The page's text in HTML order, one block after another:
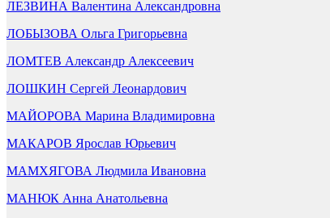
ЛЕЗВИНА Валентина Александровна
ЛОБЫЗОВА Ольга Григорьевна
ЛОМТЕВ Александр Алексеевич
ЛОШКИН Сергей Леонардович
МАЙОРОВА Марина Владимировна
МАКАРОВ Ярослав Юрьевич
МАМХЯГОВА Людмила Ивановна
МАНЮК Анна Анатольевна